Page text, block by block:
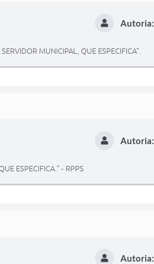
Autoria:
MUNICIPAL, QUE ESPECIFICA”.
Autoria:
ESPECIFICA.” - RPPS
Autoria: